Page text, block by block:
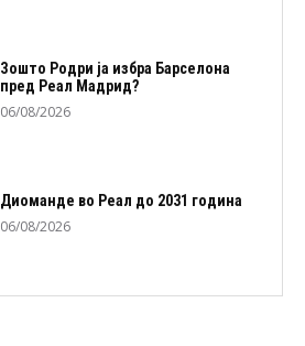
Зошто Родри ја избра Барселона
пред Реал Мадрид?
06/08/2026
Диоманде во Реал до 2031 година
06/08/2026